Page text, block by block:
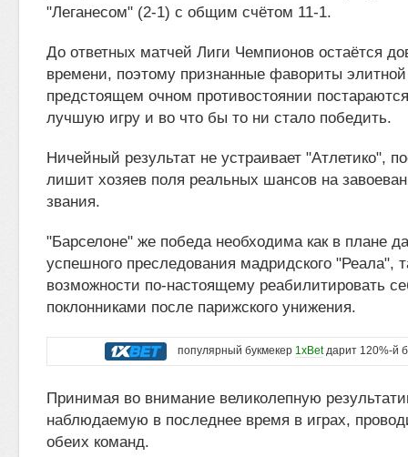
"Леганесом" (2-1) с общим счётом 11-1.
До ответных матчей Лиги Чемпионов остаётся
времени, поэтому признанные фавориты элитной
предстоящем очном противостоянии
лучшую игру и во что бы то ни стало победить.
Ничейный результат не устраивает "Атлетико",
лишит хозяев поля реальных шансов на
звания.
"Барселоне" же победа необходима как в плане
успешного преследования мадридского "Реала",
возможности по-настоящему реабилитировать
поклонниками после парижского унижения.
популярный букмекер 1xBetдарит 120%-й
Принимая во внимание великолепную
наблюдаемую в последнее время в играх,
обеих команд.